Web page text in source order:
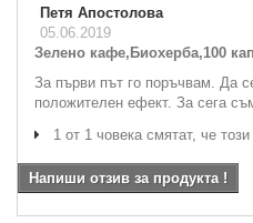
Петя Апостолова
05.06.2019
Зелено кафе,Биохерба,100
За първи път го поръчвам. Да
положителен ефект. За сега
1 от 1 човека смятат, че този
Напиши отзив за продукта !